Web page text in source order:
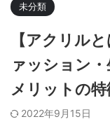
未分類
【アクリル
ァッション
メリットの特
2022年9月15日